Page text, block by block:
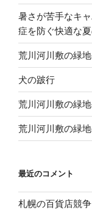
暑さが苦手なキ
症を防ぐ快適な
荒川河川敷の緑
犬の跛行
荒川河川敷の緑
荒川河川敷の緑
最近のコメント
札幌の百貨店競